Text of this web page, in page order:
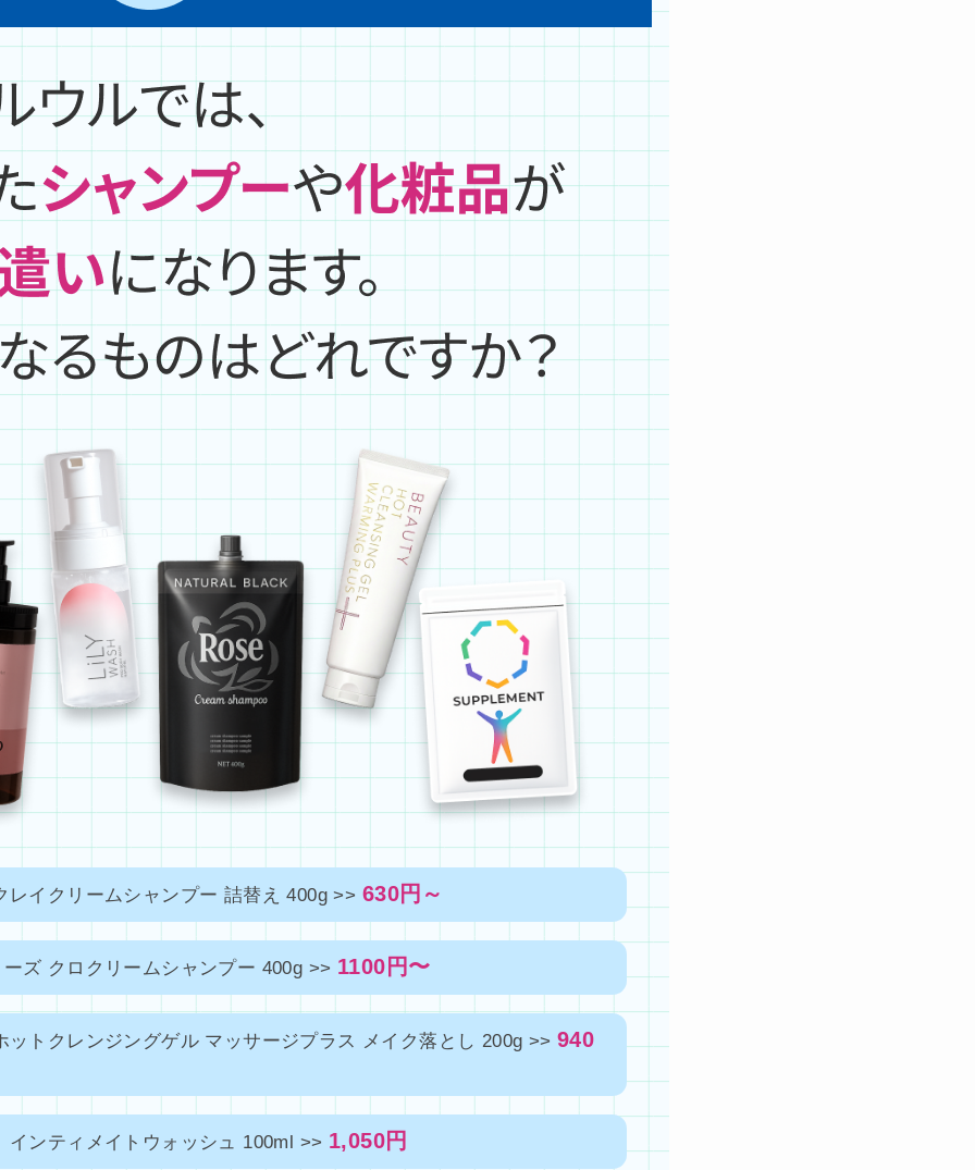
レイクリームシャンプー 詰替え 400g >> 630円～
ズ クロクリームシャンプー 400g >> 1100円〜
ットクレンジングゲル マッサージプラス メイク落とし 200g >>940
インティメイトウォッシュ 100ml >> 1,050円